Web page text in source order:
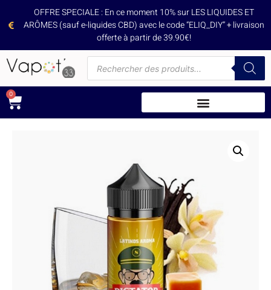
OFFRE SPECIALE : En ce moment 10% sur LES LIQUIDES ET
ARÔMES (sauf e-liquides CBD) avec le code “ELIQ_DIY” + livraison
offerte à partir de 39.90€!
0